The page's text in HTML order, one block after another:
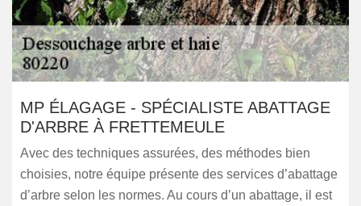
MP ÉLAGAGE - SPÉCIALISTE ABATTAGE
D'ARBRE À FRETTEMEULE
Avec des techniques assurées, des méthodes bien
choisies, notre équipe présente des services d’abattage
d’arbre selon les normes. Au cours d’un abattage, il est